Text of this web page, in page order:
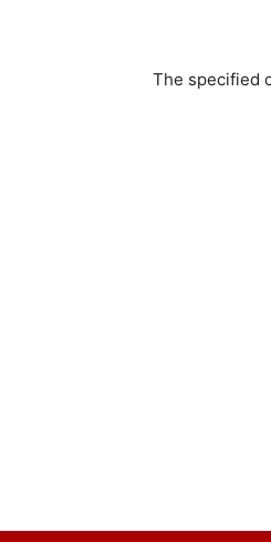
The specified